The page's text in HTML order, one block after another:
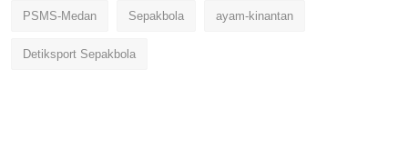
PSMS-Medan Sepakbola ayam-kinantan
Detiksport Sepakbola